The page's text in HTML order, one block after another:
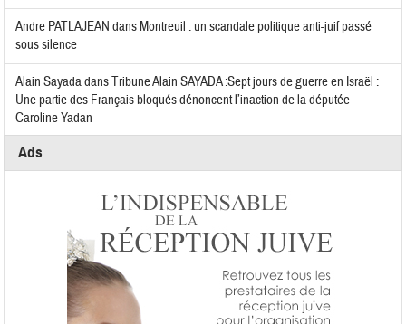
Andre PATLAJEAN dans Montreuil : un scandale politique anti-juif passé
sous silence
Alain SayadadansTribune Alain SAYADA :Sept jours de guerre en Israël :
Une partie des Français bloqués dénoncent l’inaction de la députée
Caroline Yadan
Ads